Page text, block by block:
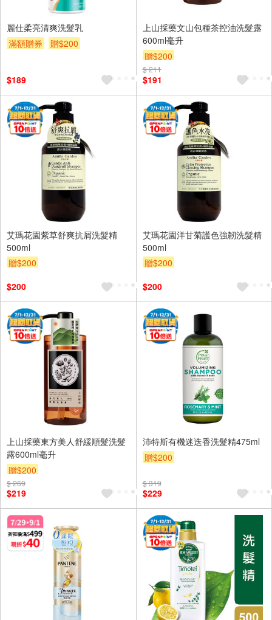
麗仕柔亮清爽洗髮乳
滿額贈券
贈$200
$189
上山採藥文山包種茶控油洗髮露
600ml毫升
贈$200
$ 211
$191
艾瑪花園紫草舒爽抗屑洗髮精
500ml
贈$200
$200
艾瑪花園洋甘菊護色強韌洗髮精
500ml
贈$200
$200
上山採藥東方美人舒緩順髮洗髮
露600ml毫升
贈$200
$ 269
$219
沛特斯有機迷迭香洗髮精475ml
贈$200
$ 319
$229